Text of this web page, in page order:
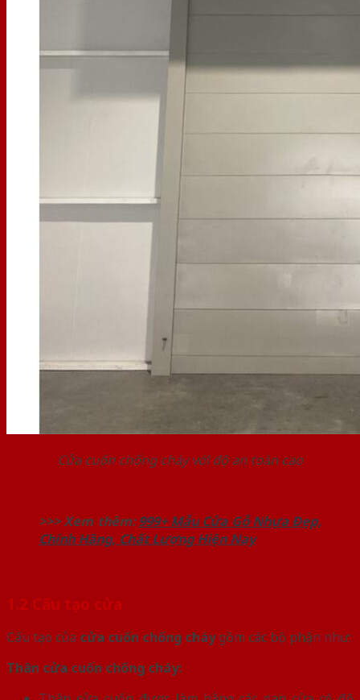
Cửa cuốn chống cháy với độ an toàn cao
>>> Xem thêm:999+ Mẫu Cửa Gỗ Nhựa Đẹp,
Chính Hãng, Chất Lượng Hiện Nay
1.2 Cấu tạo cửa
Cấu tạo của cửa cuốn chống cháygồm các bộ phận như:
Thân cửa cuốn chống cháy: